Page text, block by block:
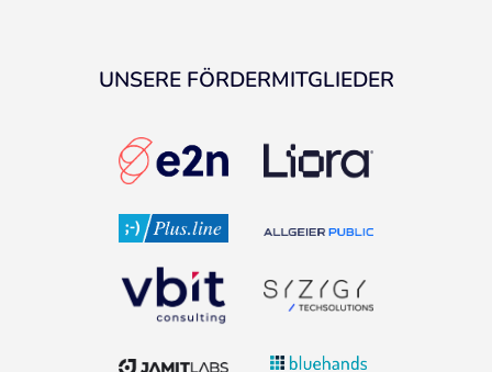
UNSERE FÖRDERMITGLIEDER